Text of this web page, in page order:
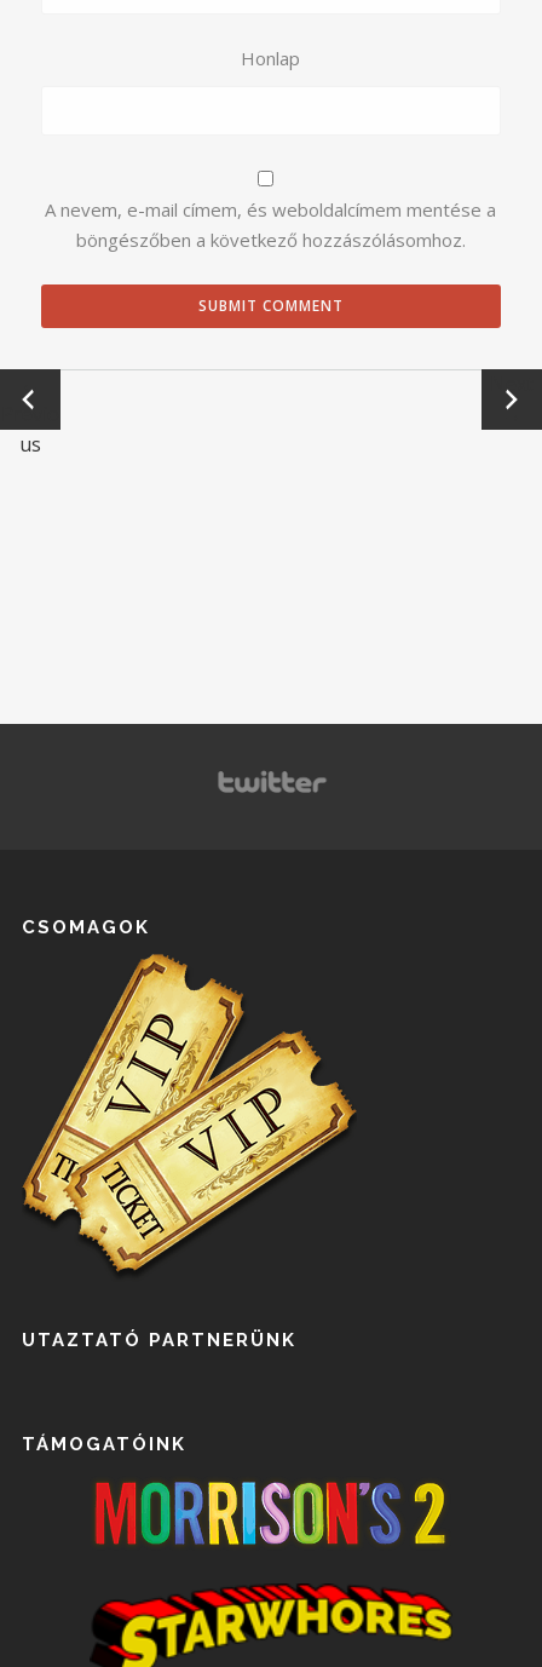
Honlap
A nevem, e-mail címem, és weboldalcímem mentése a
böngészőben a következő hozzászólásomhoz.
←
Previo
us
Next
→
CSOMAGOK
UTAZTATÓ PARTNERÜNK
TÁMOGATÓINK